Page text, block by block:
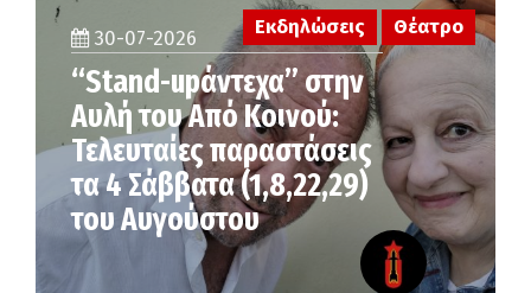
Εκδηλώσεις Θέατρο
30-07-2026
“Stand-upάντεχα” στην
Αυλή του Από Κοινού:
Τελευταίες παραστάσεις
τα 4 Σάββατα (1,8,22,29)
του Αυγούστου